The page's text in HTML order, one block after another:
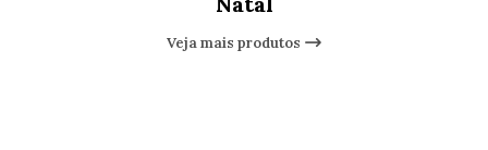
Veja mais produtos